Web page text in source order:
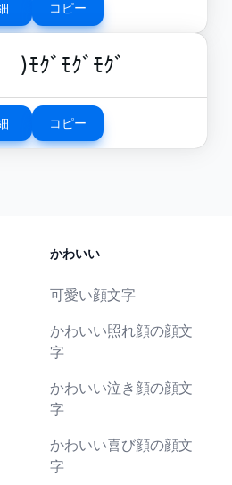
コピー
)ﾓｸﾞﾓｸﾞﾓｸﾞ
コピー
かわいい
可愛い顔文字
かわいい照れ顔の顔文
字
かわいい泣き顔の顔文
字
かわいい喜び顔の顔文
字